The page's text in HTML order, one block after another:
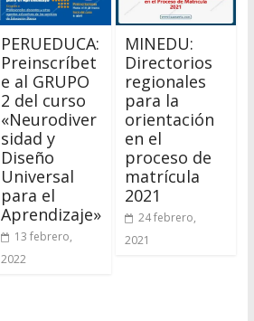
PERUEDUCA:
Preinscríbet
e al GRUPO
2 del curso
«Neurodiver
sidad y
Diseño
Universal
para el
Aprendizaje»
13 febrero,
2022
MINEDU:
Directorios
regionales
para la
orientación
en el
proceso de
matrícula
2021
24 febrero,
2021